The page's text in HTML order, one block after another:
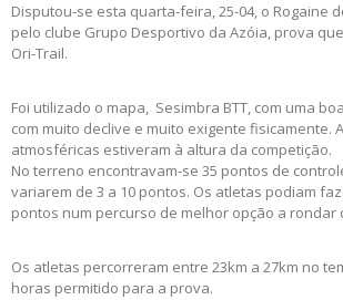
Disputou-se esta quarta-feira, 25-04, o Rogaine
pelo clube Grupo Desportivo da Azóia, prova
Ori-Trail.
Foi utilizado o mapa, Sesimbra BTT, com uma
com muito declive e muito exigente fisicamente.
atmosféricas estiveram à altura da competição.
No terreno encontravam-se 35 pontos de
variarem de 3 a 10 pontos. Os atletas podiam
pontos num percurso de melhor opção a rondar
Os atletas percorreram entre 23km a 27km no
horas permitido para a prova.